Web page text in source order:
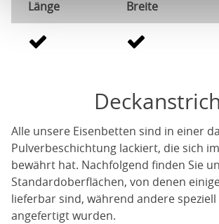
Länge Breite
Deckanstrich
Alle unsere Eisenbetten sind in einer
Pulverbeschichtung lackiert, die sich
bewährt hat. Nachfolgend finden Sie
Standardoberflächen, von denen
lieferbar sind, während andere speziell
angefertigt wurden.